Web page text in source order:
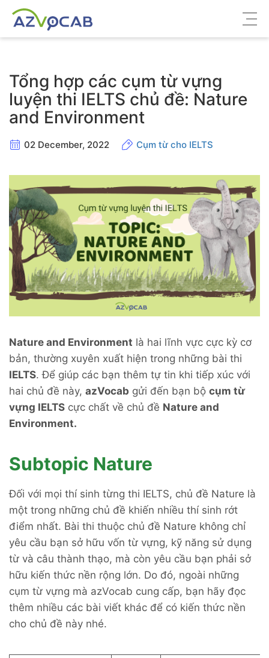
Từ vựng ôn thi
Tiếng Anh phổ thông
Tiếng Anh thông dụng
Tổng hợp các cụm từ vựng
luyện thi IELTS chủ đề: Nature
and Environment
02 December, 2022 Cụm từ cho IELTS
Nature and Environment là hai lĩnh vực cực kỳ cơ
bản, thường xuyên xuất hiện trong những bài thi
IELTS. Để giúp các bạn thêm tự tin khi tiếp xúc với
hai chủ đề này, azVocab gửi đến bạn bộ cụm từ
vựng IELTS cực chất về chủ đề Nature and
Environment.
Subtopic Nature
Đối với mọi thí sinh từng thi IELTS, chủ đề Nature là
một trong những chủ đề khiến nhiều thí sinh rớt
điểm nhất. Bài thi thuộc chủ đề Nature không chỉ
yêu cầu bạn sở hữu vốn từ vựng, kỹ năng sử dụng
từ và câu thành thạo, mà còn yêu cầu bạn phải sở
hữu kiến thức nền rộng lớn. Do đó, ngoài những
cụm từ vựng mà azVocab cung cấp, bạn hãy đọc
thêm nhiều các bài viết khác để có kiến thức nền
cho chủ đề này nhé.